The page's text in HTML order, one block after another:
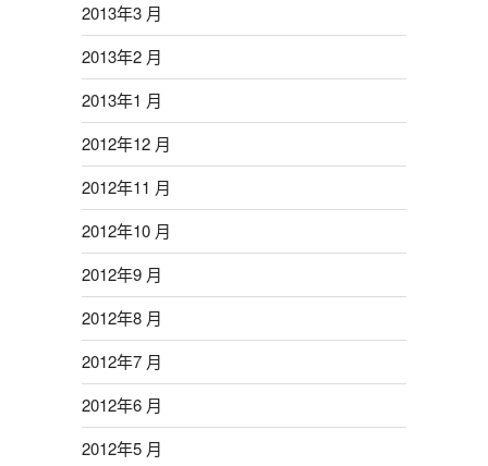
2013年3 月
2013年2 月
2013年1 月
2012年12 月
2012年11 月
2012年10 月
2012年9 月
2012年8 月
2012年7 月
2012年6 月
2012年5 月